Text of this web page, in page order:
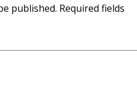
published. Required fields